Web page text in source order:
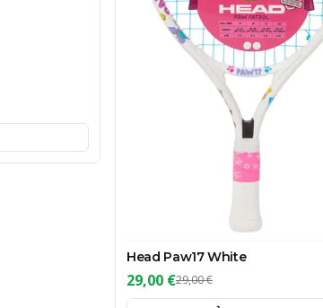
Head Paw17 White
29,00 €29,00 €